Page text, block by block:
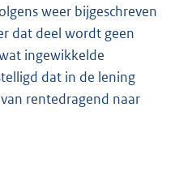
weer bijgeschreven
dat deel wordt geen
ingewikkelde
dat in de lening
rentedragend naar